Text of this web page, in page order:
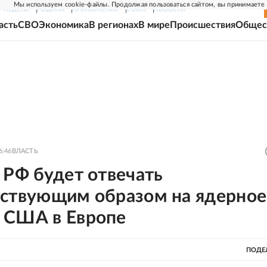
Мы используем cookie-файлы. Продолжая пользоваться сайтом, вы принимаете
НЕДЕЛЯ РОДИНА ПРИЛОЖЕНИЯ СОЮЗ НОВОСТИ
СВОЭкономикаВ регионахВ мире Происшествия
ВЛАСТЬ
РФ будет отвечать
образом на ядерное
США в Европе